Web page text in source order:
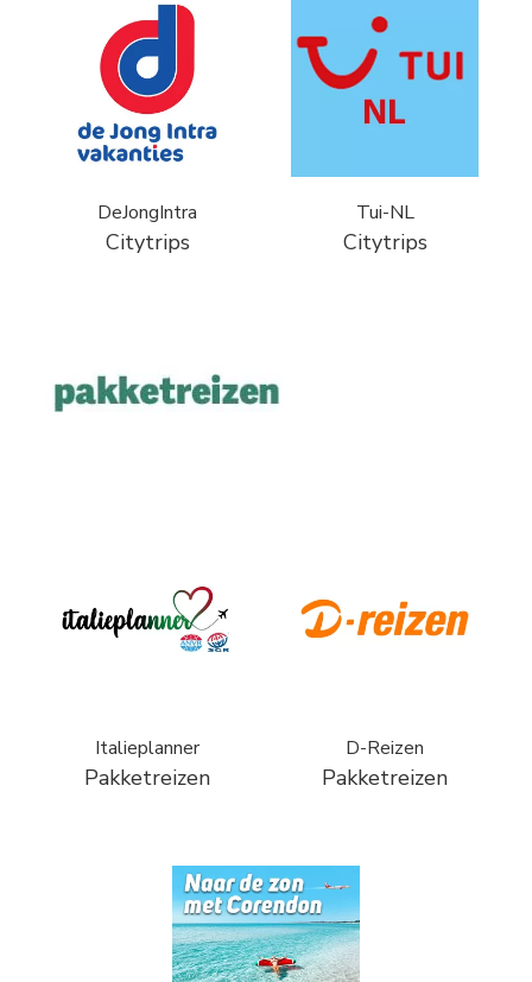
DeJongIntra
Citytrips
Tui-NL
Citytrips
Italieplanner
Pakketreizen
D-Reizen
Pakketreizen